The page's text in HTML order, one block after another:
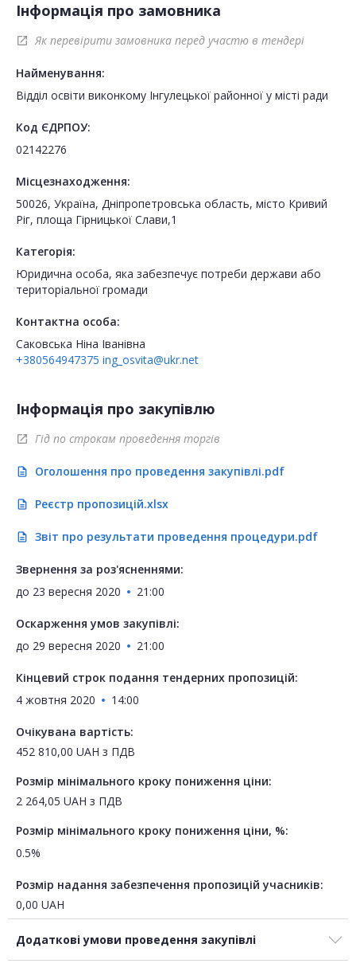
Інформація про замовника
open_in_new Як перевірити замовника перед участю в тендері
Найменування:
Відділ освіти виконкому Інгулецької районної у місті ради
Код ЄДРПОУ:
02142276
Місцезнаходження:
50026, Україна, Дніпропетровська область, місто Кривий
Ріг, площа Гірницької Слави,1
Категорія:
Юридична особа, яка забезпечує потреби держави або
територіальної громади
Контактна особа:
Саковська Ніна Іванівна
+380564947375 ing_osvita@ukr.net
Інформація про закупівлю
open_in_new Гід по строкам проведення торгів
description Оголошення про проведення закупівлі.pdf
description Реєстр пропозицій.xlsx
description Звіт про результати проведення процедури.pdf
Звернення за роз'ясненнями:
до 23 вересня 2020 21:00
Оскарження умов закупівлі:
до 29 вересня 2020 21:00
Кінцевий строк подання тендерних пропозицій:
4 жовтня 2020
14:00
Очікувана вартість:
452 810,00 UAH з ПДВ
Розмір мінімального кроку пониження ціни:
2 264,05 UAH з ПДВ
Розмір мінімального кроку пониження ціни, %:
0.5%
Розмір надання забезпечення пропозицій учасників:
0,00 UAH
Додаткові умови проведення закупівлі